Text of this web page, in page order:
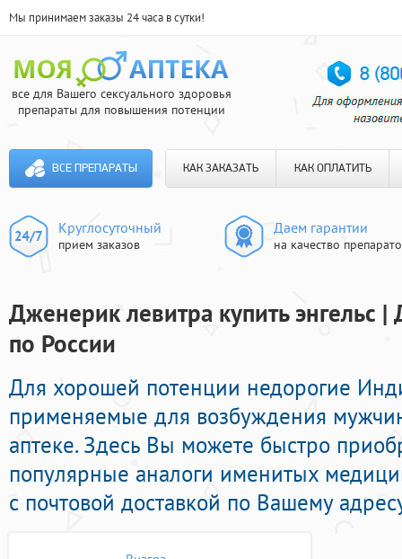
Мы принимаем заказы 24 часа в сутки!
все для Вашего сексуального здоровья
препараты для повышения потенции
ВСЕ ПРЕПАРАТЫ КАК ЗАКАЗАТЬ КАК ОПЛАТИТЬ
Круглосуточный
прием заказов
Даем гарантии
на качество
Дженерик левитра купить энгельс |
по России
Для хорошей потенции недорогие
применяемые для возбуждения
аптеке. Здесь Вы можете быстро
популярные аналоги именитых
с почтовой доставкой по Вашему